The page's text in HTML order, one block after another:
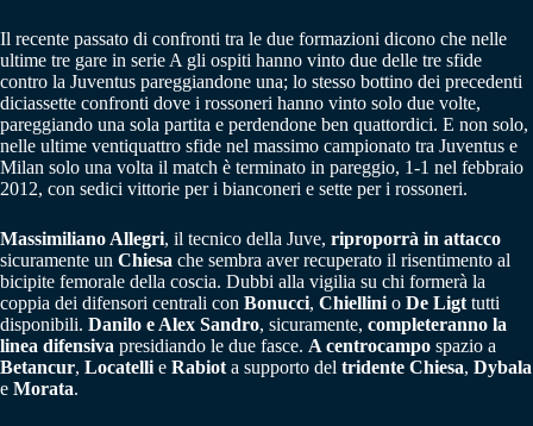
Il recente passato di confronti tra le due formazioni dicono che nelle
ultime tre gare in serie A gli ospiti hanno vinto due delle tre sfide
contro la Juventus pareggiandone una; lo stesso bottino dei precedenti
diciassette confronti dove i rossoneri hanno vinto solo due volte,
pareggiando una sola partita e perdendone ben quattordici. E non solo,
nelle ultime ventiquattro sfide nel massimo campionato tra Juventus e
Milan solo una volta il match è terminato in pareggio, 1-1 nel febbraio
2012, con sedici vittorie per i bianconeri e sette per i rossoneri.
Massimiliano Allegri, il tecnico della Juve, riproporrà in attacco
sicuramente un Chiesa che sembra aver recuperato il risentimento al
bicipite femorale della coscia. Dubbi alla vigilia su chi formerà la
coppia dei difensori centrali con Bonucci, Chiellini o De Ligt tutti
disponibili. Danilo e Alex Sandro, sicuramente, completeranno la
linea difensiva presidiando le due fasce. A centrocampo spazio a
Betancur, Locatelli e Rabiot a supporto del tridente Chiesa, Dybala
e Morata.